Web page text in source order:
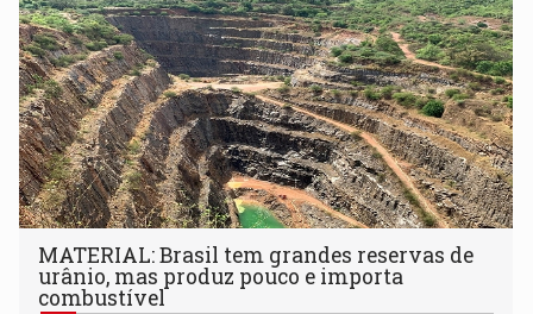
MATERIAL: Brasil tem grandes reservas de
urânio, mas produz pouco e importa
combustível